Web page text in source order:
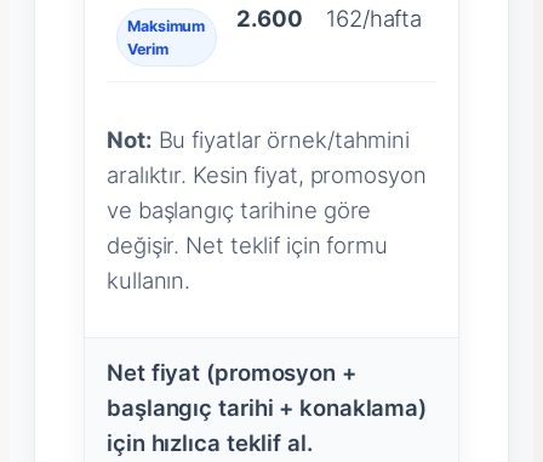
Maksimum
Verim
2.600 162/hafta
Not: Bu fiyatlar örnek/tahmini
aralıktır. Kesin fiyat, promosyon
ve başlangıç tarihine göre
değişir. Net teklif için formu
kullanın.
Net fiyat (promosyon +
başlangıç tarihi + konaklama)
için hızlıca teklif al.